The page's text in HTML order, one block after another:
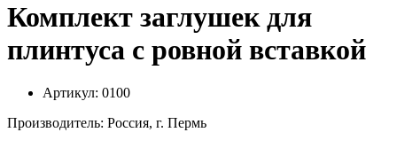
Комплект заглушек для
плинтуса с ровной вставкой
Артикул: 0100
Производитель: Россия, г. Пермь